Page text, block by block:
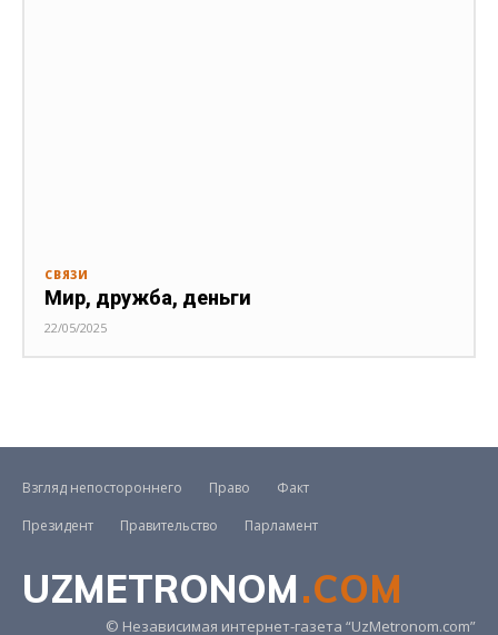
СВЯЗИ
Мир, дружба, деньги
22/05/2025
Взгляд непостороннего Право
Факт
Президент
Правительство Парламент
UZMETRONOM.COM
© Независимая интернет-газета “UzMetronom.com”